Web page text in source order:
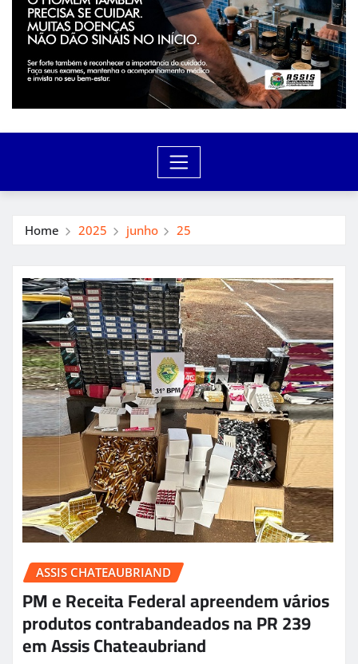
Home 2025 junho 25
ASSIS CHATEAUBRIAND
PM e Receita Federal apreendem vários
produtos contrabandeados na PR 239
em Assis Chateaubriand